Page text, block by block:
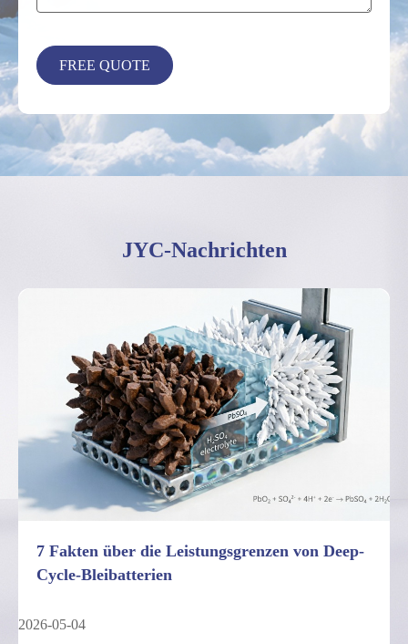
JYC-Nachrichten
7 Fakten über die Leistungsgrenzen von Deep-
Cycle-Bleibatterien
2026-05-04